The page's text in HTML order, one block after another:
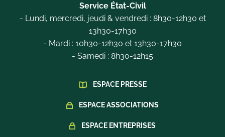
Service État-Civil
- Lundi, mercredi, jeudi & vendredi : 8h30-12h30 et
13h30-17h30
- Mardi : 10h30-12h30 et 13h30-17h30
- Samedi : 8h30-12h15
ESPACE PRESSE
ESPACE ASSOCIATIONS
ESPACE ENTREPRISES